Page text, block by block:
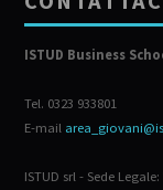
ISTUD Business
Tel. 0323 933801
E-mail
ISTUD srl - Sede